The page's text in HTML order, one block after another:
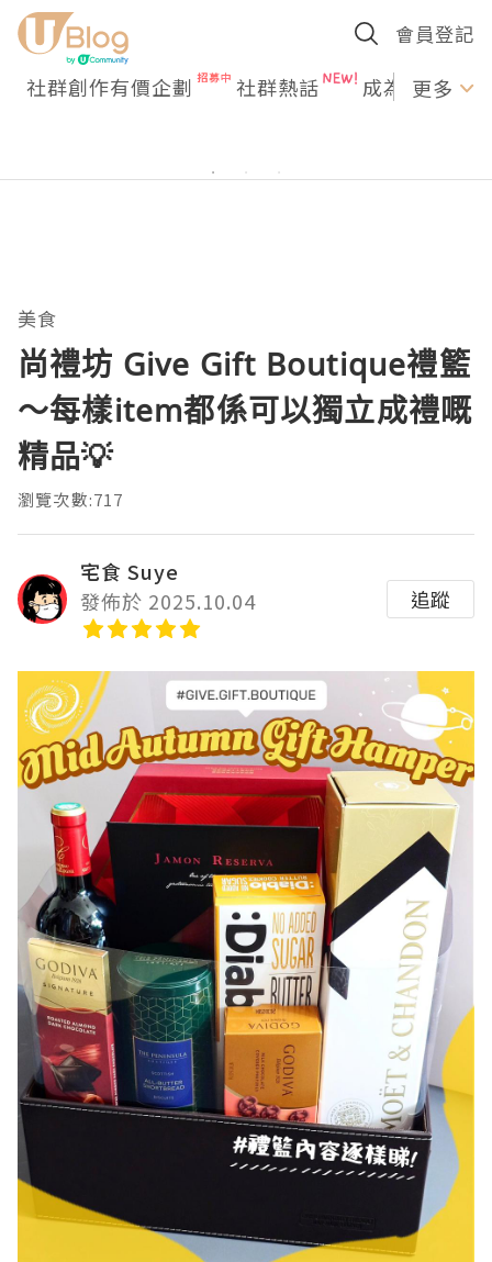
會員登記
社群創作有價企劃 社群熱話 成為U更多
美食
尚禮坊 Give Gift Boutique禮籃
～每樣item都係可以獨立成禮嘅
精品💡
瀏覽次數:717
宅食 Suye
發佈於 2025.10.04
追蹤